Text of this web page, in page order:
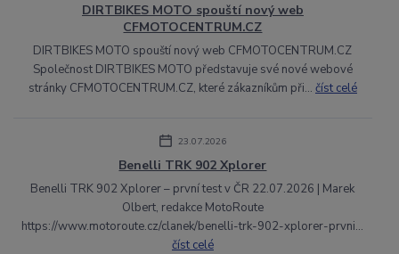
DIRTBIKES MOTO spouští nový web
CFMOTOCENTRUM.CZ
DIRTBIKES MOTO spouští nový web CFMOTOCENTRUM.CZ
Společnost DIRTBIKES MOTO představuje své nové webové
stránky CFMOTOCENTRUM.CZ, které zákazníkům při... číst celé
23.07.2026
Benelli TRK 902 Xplorer
Benelli TRK 902 Xplorer – první test v ČR 22.07.2026 | Marek
Olbert, redakce MotoRoute
https://www.motoroute.cz/clanek/benelli-trk-902-xplorer-prvni...
číst celé